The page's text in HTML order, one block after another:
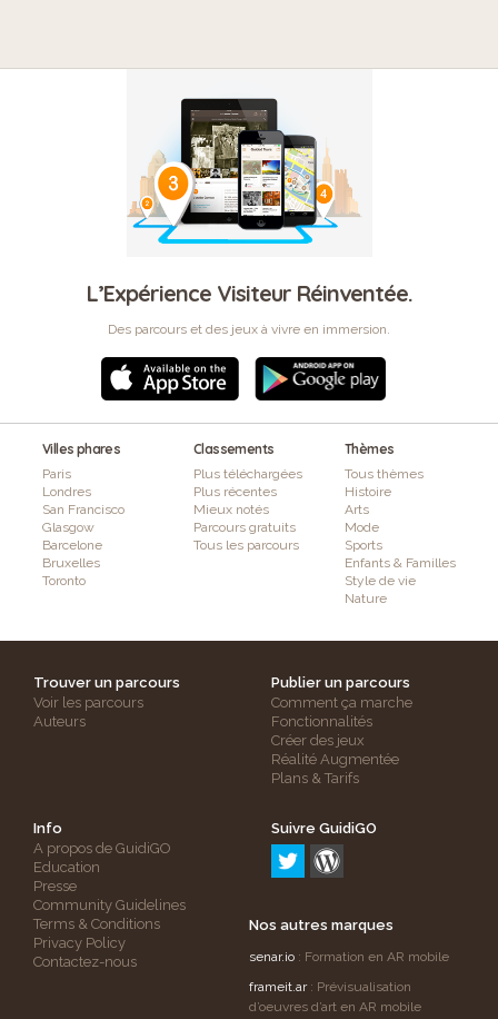
L’Expérience Visiteur Réinventée.
Des parcours et des jeux à vivre en immersion.
Villes phares
Paris
Londres
San Francisco
Glasgow
Barcelone
Bruxelles
Toronto
Classements
Plus téléchargées
Plus récentes
Mieux notés
Parcours gratuits
Tous les parcours
Thèmes
Tous thèmes
Histoire
Arts
Mode
Sports
Enfants & Familles
Style de vie
Nature
Trouver un parcours
Voir les parcours
Auteurs
Publier un parcours
Comment ça marche
Fonctionnalités
Créer des jeux
Réalité Augmentée
Plans & Tarifs
Info
A propos de GuidiGO
Education
Presse
Community Guidelines
Terms & Conditions
Privacy Policy
Contactez-nous
Suivre GuidiGO
Nos autres marques
senar.io : Formation en AR mobile
frameit.ar: Prévisualisation
d’oeuvres d’art en AR mobile